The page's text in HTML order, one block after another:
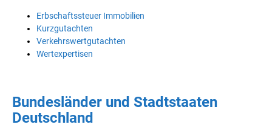
Erbschaftssteuer Immobilien
Kurzgutachten
Verkehrswertgutachten
Wertexpertisen
Bundesländer und Stadtstaaten
Deutschland